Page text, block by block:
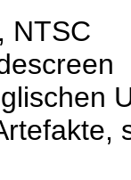
NTSC